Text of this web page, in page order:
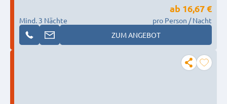
Mind. 3 Nächte
ab 16,67 €
pro Person / Nacht
ZUM ANGEBOT